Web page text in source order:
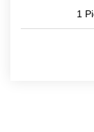
1